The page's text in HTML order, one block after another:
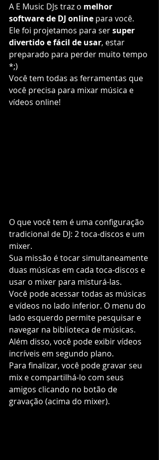
A E Music DJs traz o melhor
software de DJ online para você.
Ele foi projetamos para ser super
divertido e fácil de usar, estar
preparado para perder muito tempo
*;)
Você tem todas as ferramentas que
você precisa para mixar música e
vídeos online!
O que você tem é uma configuração
tradicional de DJ: 2 toca-discos e um
mixer.
Sua missão é tocar simultaneamente
duas músicas em cada toca-discos e
usar o mixer para misturá-las.
Você pode acessar todas as músicas
e vídeos no lado inferior. O menu do
lado esquerdo permite pesquisar e
navegar na biblioteca de músicas.
Além disso, você pode exibir vídeos
incríveis em segundo plano.
Para finalizar, você pode gravar seu
mix e compartilhá-lo com seus
amigos clicando no botão de
gravação (acima do mixer).